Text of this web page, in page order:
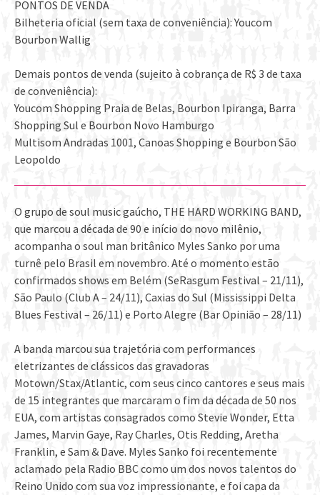
PONTOS DE VENDA
Bilheteria oficial (sem taxa de conveniência): Youcom
Bourbon Wallig
Demais pontos de venda (sujeito à cobrança de R$ 3 de taxa
de conveniência):
Youcom Shopping Praia de Belas, Bourbon Ipiranga, Barra
Shopping Sul e Bourbon Novo Hamburgo
Multisom Andradas 1001, Canoas Shopping e Bourbon São
Leopoldo
O grupo de soul music gaúcho, THE HARD WORKING BAND,
que marcou a década de 90 e início do novo milênio,
acompanha o soul man britânico Myles Sanko por uma
turnê pelo Brasil em novembro. Até o momento estão
confirmados shows em Belém (SeRasgum Festival – 21/11),
São Paulo (Club A – 24/11), Caxias do Sul (Mississippi Delta
Blues Festival – 26/11) e Porto Alegre (Bar Opinião – 28/11)
A banda marcou sua trajetória com performances
eletrizantes de clássicos das gravadoras
Motown/Stax/Atlantic, com seus cinco cantores e seus mais
de 15 integrantes que marcaram o fim da década de 50 nos
EUA, com artistas consagrados como Stevie Wonder, Etta
James, Marvin Gaye, Ray Charles, Otis Redding, Aretha
Franklin, e Sam & Dave. Myles Sanko foi recentemente
aclamado pela Radio BBC como um dos novos talentos do
Reino Unido com sua voz impressionante, e foi capa da